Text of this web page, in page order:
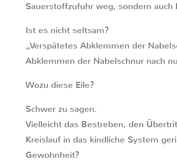
Sauerstoffzufuhr weg, sondern
Ist es nicht seltsam?
„Verspätetes Abklemmen der
Abklemmen der Nabelschnur nach
Wozu diese Eile?
Schwer zu sagen.
Vielleicht das Bestreben, den
Kreislauf in das kindliche System
Gewohnheit?